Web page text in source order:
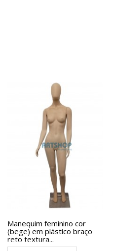
Manequim feminino cor
(bege) em plástico braço
reto textura...